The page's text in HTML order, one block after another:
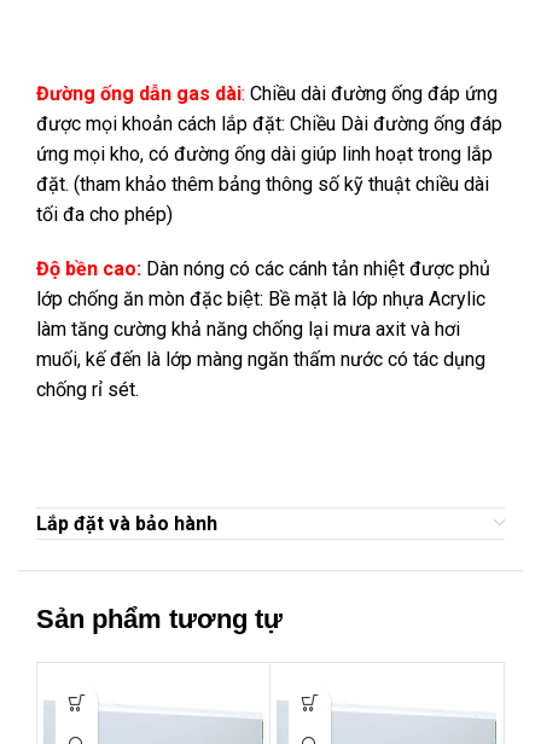
Đường ống dẫn gas dài: Chiều dài đường ống đáp ứng
được mọi khoản cách lắp đặt: Chiều Dài đường ống đáp
ứng mọi kho, có đường ống dài giúp linh hoạt trong lắp
đặt. (tham khảo thêm bảng thông số kỹ thuật chiều dài
tối đa cho phép)
Độ bền cao: Dàn nóng có các cánh tản nhiệt được phủ
lớp chống ăn mòn đặc biệt: Bề mặt là lớp nhựa Acrylic
làm tăng cường khả năng chống lại mưa axit và hơi
muối, kế đến là lớp màng ngăn thấm nước có tác dụng
chống rỉ sét.
Lắp đặt và bảo hành
Sản phẩm tương tự